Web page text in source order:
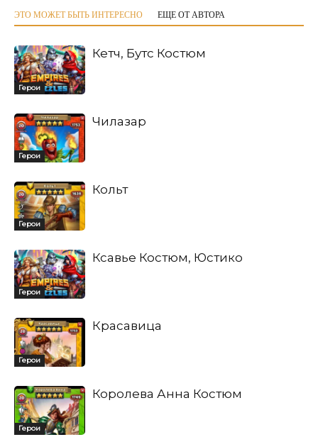
ЭТО МОЖЕТ БЫТЬ ИНТЕРЕСНО ЕЩЕ ОТ АВТОРА
Герои
Кетч, Бутс Костюм
Герои
Чилазар
Герои
Кольт
Герои
Ксавье Костюм, Юстико
Герои
Красавица
Герои
Королева Анна Костюм